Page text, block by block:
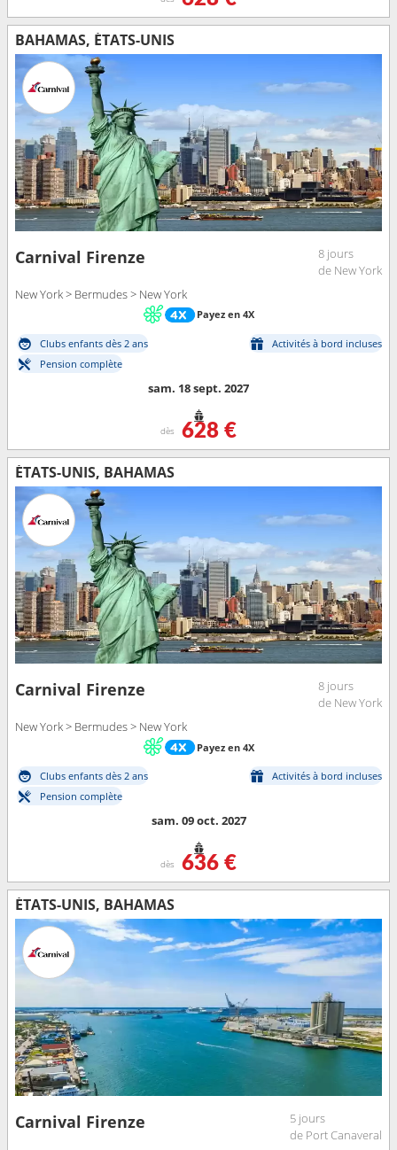
BAHAMAS, ÉTATS-UNIS
Carnival Firenze
8 jours
de New York
New York > Bermudes > New York
Payez en 4X
Clubs enfants dès 2 ans
Activités à bord incluses
Pension complète
sam. 18 sept. 2027
dès 628 €
ÉTATS-UNIS, BAHAMAS
Carnival Firenze
8 jours
de New York
New York > Bermudes > New York
Payez en 4X
Clubs enfants dès 2 ans
Activités à bord incluses
Pension complète
sam. 09 oct. 2027
dès 636 €
ÉTATS-UNIS, BAHAMAS
Carnival Firenze
5 jours
de Port Canaveral